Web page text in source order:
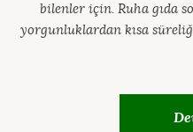
bilenler için. Ruha gıda
yorgunluklardan kısa